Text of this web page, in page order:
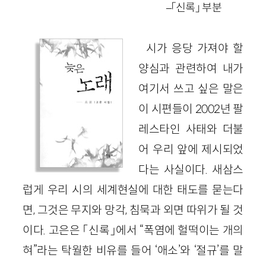
–「신록」 부분
시가 응당 가져야 할
양심과 관련하여 내가
여기서 쓰고 싶은 말은
이 시편들이 2002년 팔
레스타인 사태와 더불
어 우리 앞에 제시되었
다는 사실이다. 새삼스
럽게 우리 시의 세계현실에 대한 태도를 묻는다
면, 그것은 무지와 망각, 침묵과 외면 따위가 될 것
이다. 고은은 「신록」에서 “폭염에 헐떡이는 개의
혀”라는 탁월한 비유를 들어 ‘애소’와 ‘절규’를 말